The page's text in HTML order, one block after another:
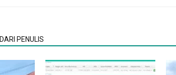
DARI PENULIS